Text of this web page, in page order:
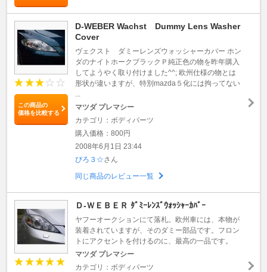
この商品の
価格を比較する
D-WEBER Wachst Dummy Lens Washer
Cover
ヴェクスト ダミーレンズウォッシャーカバー ホン
ダのナイトホークブラックＰ純正色の物を昨年購入
してようやく取り付けました^^; 欧州仕様の物とは
形状が違いますが、特別mazda５化には拘ってない
マツダ プレマシー
カテゴリ：ボディパーツ
購入価格：800円
2008年6月1日 23:44
ぴろ３☆さん
同じ商品のレビュー一覧
Ｄ-ＷＥＢＥＲ ﾀﾞﾐｰﾚﾝｽﾞｳｫｯｼｬｰｶﾊﾞｰ
ヤフーオークションにて落札。欧州車には、本物が
装着されていますが、そのダミー部品です。フロン
トにアクセントを付けるのに、最高の一品です。
マツダ プレマシー
カテゴリ：ボディパーツ